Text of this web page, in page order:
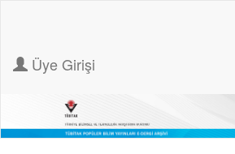
Üye Girişi